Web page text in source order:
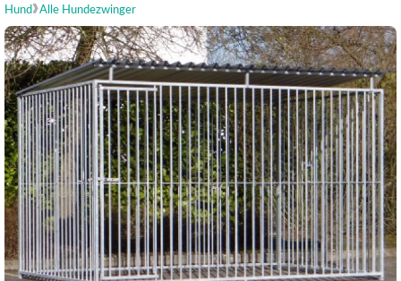
Hund Alle Hundezwinger